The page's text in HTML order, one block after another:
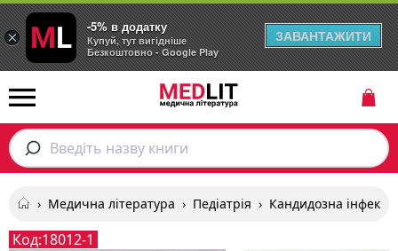
Введіть назву книги
› Медична література › Педіатрія › Кандидозна
Код:18012-1
×
-5% в додатку
Купуй, тут вигідніше
Безкоштовно - Google Play
ЗАВАНТАЖИТИ